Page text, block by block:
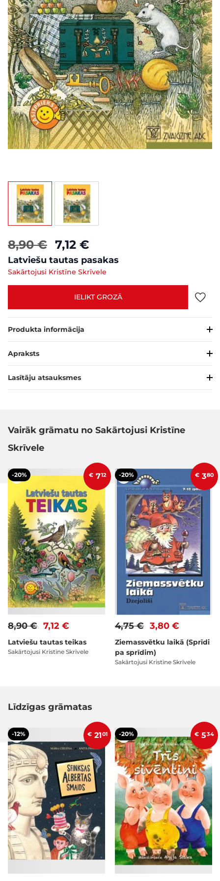
View larger imageView larger image
8,90 € 7,12 €
Latviešu tautas pasakas
Sakārtojusi Kristīne Skrīvele
IELIKT GROZĀ
Produkta informācija
Apraksts
Lasītāju atsauksmes
Vairāk grāmatu no Sakārtojusi Kristīne
Skrīvele
-20% € 712
7,12 €
8,90 €
Latviešu tautas teikas
Sakārtojusi Kristīne Skrīvele
-20% € 380
3,80 €
4,75 €
Ziemassvētku laikā (Sprīdi
pa sprīdim)
Sakārtojusi Kristīne Skrīvele
Līdzīgas grāmatas
-12% € 2101 -20% € 534